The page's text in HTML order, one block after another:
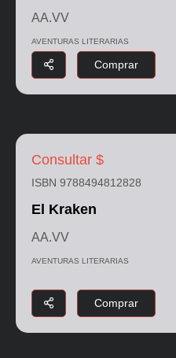
AA.VV
AVENTURAS LITERARIAS
Comprar
Consultar $
ISBN 9788494812828
El Kraken
AA.VV
AVENTURAS LITERARIAS
Comprar